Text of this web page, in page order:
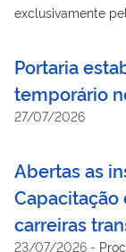
exclusivamente
Portaria
temporário
27/07/2026
Abertas as
Capacitação
carreiras
23/07/2026 -